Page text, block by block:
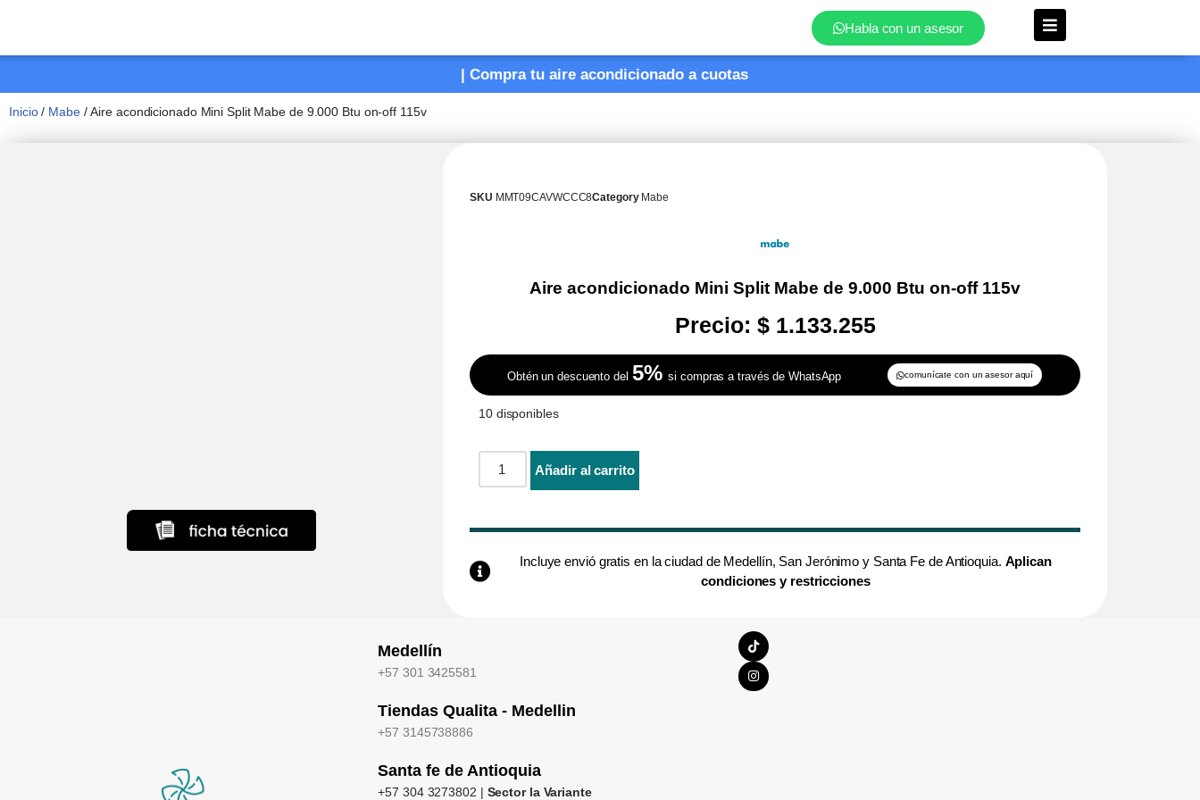
Habla con un asesor
| Compra tu aire acondicionado a cuotas
Inicio/ Mabe/ Aire acondicionado Mini Split Mabe de 9.000 Btu on-off 115v
SKU MMT09CAVWCCC8Category Mabe
Aire acondicionado Mini Split Mabe de 9.000 Btu on-off 115v
Precio: $1.133.255
Obtén un descuento del 5%si compras a través de WhatsApp comunícate con un asesor aquí
10 disponibles
Añadir al carrito
Incluye envió gratis en la ciudad de Medellín, San Jerónimo y Santa Fe de Antioquia. Aplican
condiciones y restricciones
Medellín
+57 301 3425581
Tiendas Qualita - Medellin
+57 3145738886
Santa fe de Antioquia
+57 304 3273802 | Sector la Variante